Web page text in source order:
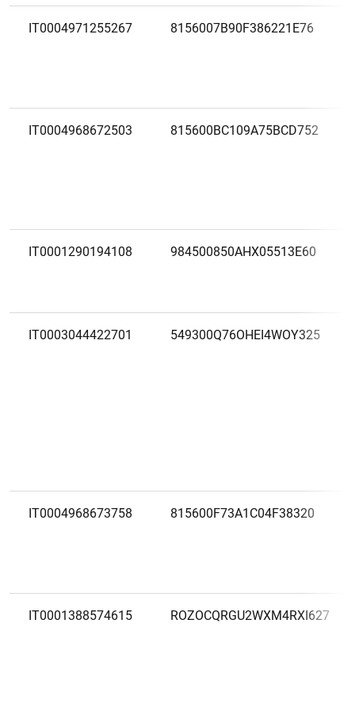
IT0004971255267 8156007B90F386221E76
IT0004968672503 815600BC109A75BCD752
IT0001290194108 984500850AHX05513E60
IT0003044422701 549300Q76OHEI4WOY325
IT0004968673758 815600F73A1C04F38320
IT0001388574615 ROZOCQRGU2WXM4RXI627